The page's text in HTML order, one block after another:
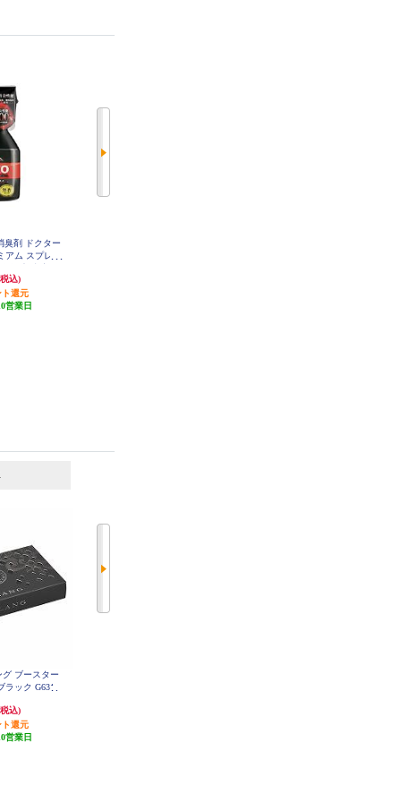
臭剤 ドクター
アム スプレー
込)
ト還元
営業日
グ ブースター
ラック G631
込)
ト還元
営業日